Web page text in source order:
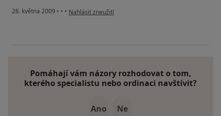
28. května 2009 • • • podle názoru uživatele timková
Nahlásit zneužití
Pomáhají vám názory rozhodovat o tom,
kterého specialistu nebo ordinaci navštívit?
Ano Ne